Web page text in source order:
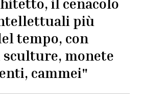
il cenacolo
più
tempo, con
monete
cammei"